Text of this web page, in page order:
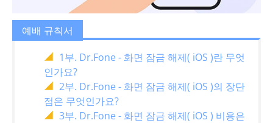
예배 규칙서
1부. Dr.Fone - 화면 잠금 해제( iOS )란 무엇
인가요?
2부. Dr.Fone - 화면 잠금 해제( iOS )의 장단
점은 무엇인가요?
3부. Dr.Fone - 화면 잠금 해제( iOS ) 비용은